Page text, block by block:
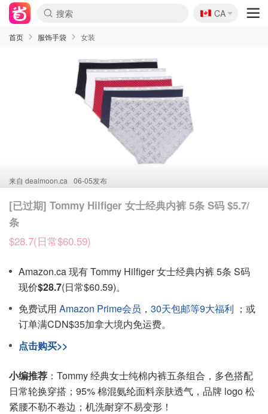
🇨🇦
CA
首页 服饰手袋 女装
来自 dealmoon.ca 06-05发布
[已过期] Tommy Hilfiger 女士经典内裤 5条 S码 $5.7/
条
$28.7(日常$60.59)
Amazon.ca 现有 Tommy Hilfiger 女士经典内裤 5条 S码
现价$28.7(日常$60.59)。
免费试用 Amazon Prime会员 ， 30天包邮等9大福利 ；或
订单满CDN$35加拿大境内免运费。
点击购买>>
小编推荐 ：Tommy 经典女士纯棉内裤五条组合，多色搭配
日常轮换穿搭；95% 棉混氨纶面料亲肤透气，品牌 logo 松
紧腰不勒不卷边；机洗耐穿不易变形！